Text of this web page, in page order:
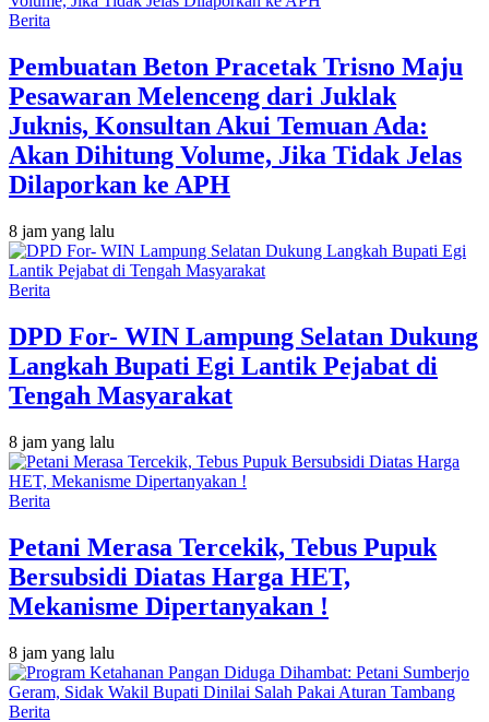
Berita
Pembuatan Beton Pracetak Trisno Maju
Pesawaran Melenceng dari Juklak
Juknis, Konsultan Akui Temuan Ada:
Akan Dihitung Volume, Jika Tidak Jelas
Dilaporkan ke APH
8 jam yang lalu
Berita
DPD For- WIN Lampung Selatan Dukung
Langkah Bupati Egi Lantik Pejabat di
Tengah Masyarakat
8 jam yang lalu
Berita
Petani Merasa Tercekik, Tebus Pupuk
Bersubsidi Diatas Harga HET,
Mekanisme Dipertanyakan !
8 jam yang lalu
Berita